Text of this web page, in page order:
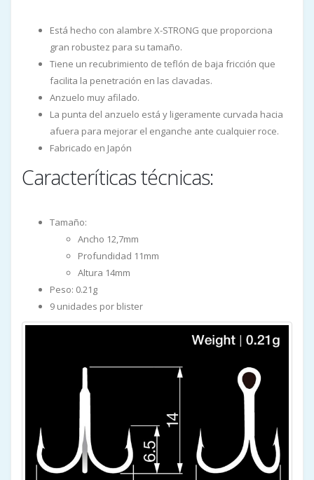
Está hecho con alambre X-STRONG que proporciona
gran robustez para su tamaño.
Tiene un recubrimiento de teflón de baja fricción que
facilita la penetración en las clavadas.
Anzuelo muy afilado.
La punta del anzuelo está y ligeramente curvada hacia
afuera para mejorar el enganche ante cualquier roce.
Fabricado en Japón
Caracteríticas técnicas:
Tamaño:
Ancho 12,7mm
Profundidad 11mm
Altura 14mm
Peso: 0.21g
9 unidades por blister